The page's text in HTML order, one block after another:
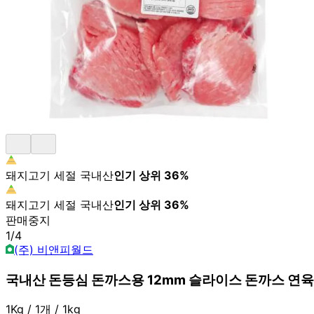
돼지고기 세절 국내산인기 상위 36%
돼지고기 세절 국내산인기 상위 36%
판매중지
1/4
(주) 비앤피월드
국내산 돈등심 돈까스용 12mm 슬라이스 돈까스 연
1Kg / 1개 / 1kg